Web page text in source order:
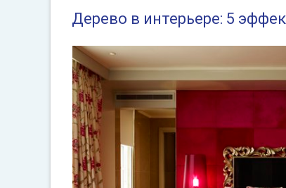
Дерево в интерьере: 5